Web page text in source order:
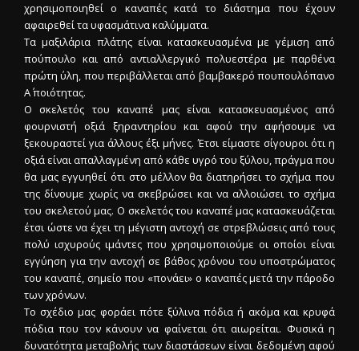
χρησιμοποιηθεί ο καναπές κατά το διάστημα που έχουν
αφαιρεθεί τα υφασμάτινα καλύμματα.
Τα μαξιλάρια πλάτης είναι κατασκευασμένα με γέμιση από
πούπουλο και από αντιαλλεργικό πολυεστέρα με παρθένα
πρώτη ύλη, που περιβάλλεται από βαμβακερό πουπουλόπανο
Α΄ ποιότητας.
Ο σκελετός του καναπέ μας είναι κατασκευασμένος από
φουρνιστή οξιά ξηραντηρίου και αφού την αφήσουμε να
ξεκουραστεί για άλλους έξι μήνες. Έτσι είμαστε σίγουροι ότι η
οξιά είναι απαλλαγμένη από κάθε υγρό του ξύλου, πράγμα που
θα μας εγγυηθεί ότι στο μέλλον θα διατηρήσει το σχήμα που
της δίνουμε χωρίς να σκεβρώσει και να αλλοιώσει το σχήμα
του σκελετού μας. Ο σκελετός του καναπέ μας κατασκευάζεται
έτσι ώστε να έχει τη μέγιστη αντοχή σε στρεβλώσεις από τους
πολύ ισχυρούς ιμάντες που χρησιμοποιούμε οι οποίοι είναι
εγγύηση για την αντοχή σε βάθος χρόνου του υποστρώματος
του καναπέ, σημείο που «πονάει» ο καναπές μετά την πάροδο
των χρόνων.
Το σχέδιο μας φοράει πότε ξύλινα πόδια ή ακόμα και κρυφά
πόδια που τον κάνουν να φαίνεται ότι αιωρείται. Φυσικά η
δυνατότητα μεταβολής των διαστάσεων είναι δεδομένη αφού